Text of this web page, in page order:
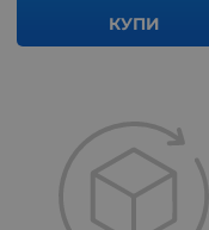
КУПИ